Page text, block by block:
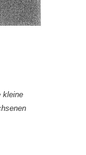
kleine